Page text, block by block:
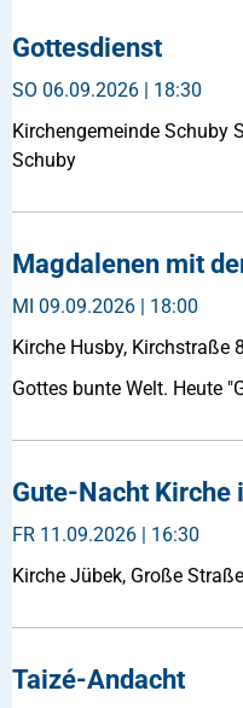
Gottesdienst
SO 06.09.2026 | 18:30
Kirchengemeinde Schuby
Schuby
Magdalenen mit
MI 09.09.2026 | 18:00
Kirche Husby, Kirchstraße
Gottes bunte Welt. Heute
Gute-Nacht Kirche
FR 11.09.2026 | 16:30
Kirche Jübek, Große
Taizé-Andacht